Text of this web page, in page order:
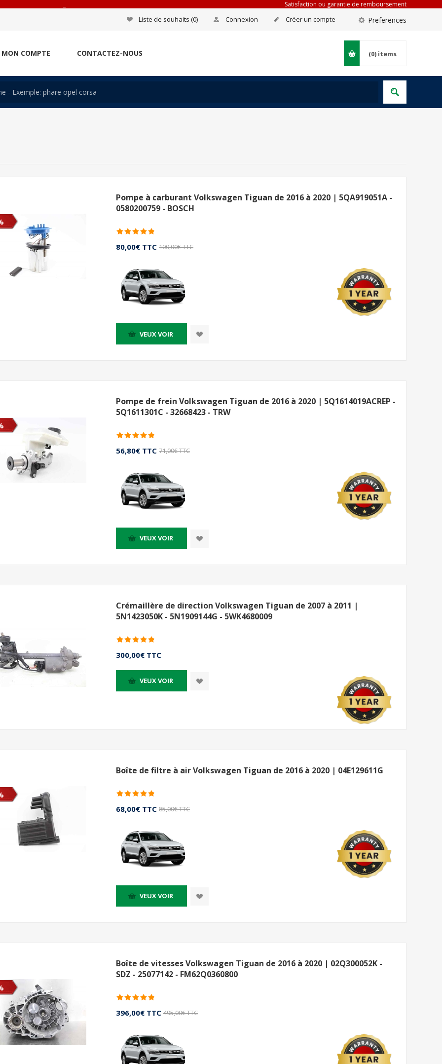
Satisfaction ou garantie de remboursement
Preferences
Créer un compte
Connexion
Liste de souhaits (0)
MON COMPTE CONTACTEZ-NOUS (0) items
Pompe à carburant Volkswagen Tiguan de 2016 à 2020 | 5QA919051A -
0580200759 - BOSCH
80,00€ TTC 100,00€ TTC
VEUX VOIR
Pompe de frein Volkswagen Tiguan de 2016 à 2020 | 5Q1614019ACREP -
5Q1611301C - 32668423 - TRW
56,80€ TTC 71,00€ TTC
VEUX VOIR
Crémaillère de direction Volkswagen Tiguan de 2007 à 2011 |
5N1423050K - 5N1909144G - 5WK4680009
300,00€ TTC
VEUX VOIR
Boîte de filtre à air Volkswagen Tiguan de 2016 à 2020 | 04E129611G
68,00€ TTC 85,00€ TTC
VEUX VOIR
Boîte de vitesses Volkswagen Tiguan de 2016 à 2020 | 02Q300052K -
SDZ - 25077142 - FM62Q0360800
396,00€ TTC 495,00€ TTC